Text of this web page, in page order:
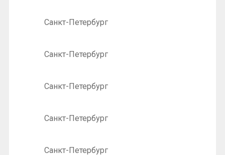
Санкт-Петербург
Санкт-Петербург
Санкт-Петербург
Санкт-Петербург
Санкт-Петербург